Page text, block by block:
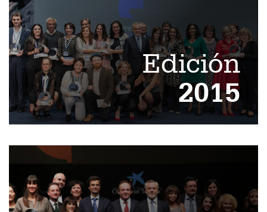
Edición
2015